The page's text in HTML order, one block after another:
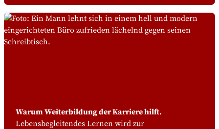
Warum Weiterbildung der Karriere hilft.
Lebensbegleitendes Lernen wird zur